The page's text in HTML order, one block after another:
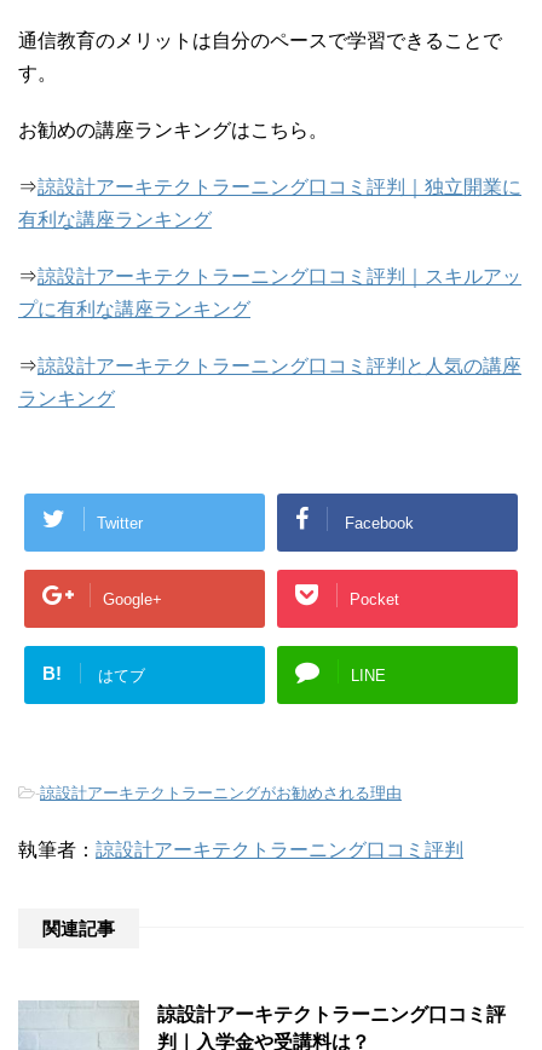
通信教育のメリットは自分のペースで学習できることで
す。
お勧めの講座ランキングはこちら。
⇒諒設計アーキテクトラーニング口コミ評判｜独立開業に
有利な講座ランキング
⇒諒設計アーキテクトラーニング口コミ評判｜スキルアッ
プに有利な講座ランキング
⇒諒設計アーキテクトラーニング口コミ評判と人気の講座
ランキング
Twitter Facebook
Google+ Pocket
B! はてブ LINE
-諒設計アーキテクトラーニングがお勧めされる理由
執筆者： 諒設計アーキテクトラーニング口コミ評判
関連記事
諒設計アーキテクトラーニング口コミ評
判｜入学金や受講料は？